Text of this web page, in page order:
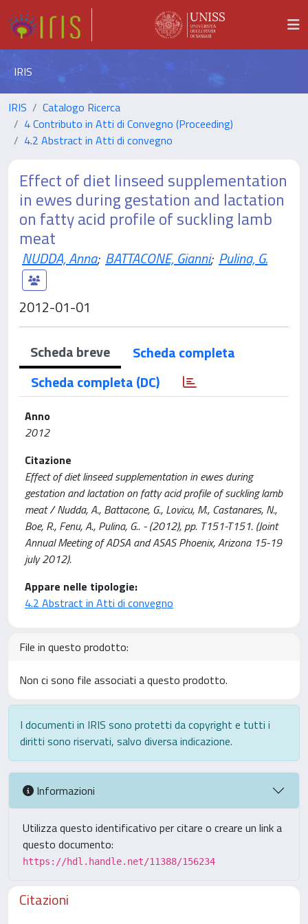
IRIS
IRIS
Catalogo Ricerca
4 Contributo in Atti di Convegno (Proceeding)
4.2 Abstract in Atti di convegno
Effect of diet linseed supplementation
in ewes during gestation and lactation
on fatty acid profile of suckling lamb
meat
NUDDA, Anna; BATTACONE, Gianni; Pulina, G.
2012-01-01
Scheda breve
Scheda completa
Scheda completa (DC)
Anno
2012
Citazione
Effect of diet linseed supplementation in ewes during
gestation and lactation on fatty acid profile of suckling lamb
meat / Nudda, A., Battacone, G., Lovicu, M., Castanares, N.,
Boe, R., Fenu, A., Pulina, G.. - (2012), pp. T151-T151. (Joint
Annual Meeting of ADSA and ASAS Phoenix, Arizona 15-19
july 2012).
Appare nelle tipologie:
4.2 Abstract in Atti di convegno
File in questo prodotto:
Non ci sono file associati a questo prodotto.
I documenti in IRIS sono protetti da copyright e tutti i
diritti sono riservati, salvo diversa indicazione.
Informazioni
Utilizza questo identificativo per citare o creare un link a
questo documento:
https://hdl.handle.net/11388/156234
Citazioni